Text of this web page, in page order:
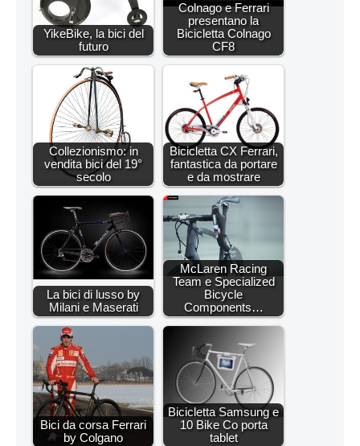
YikeBike, la bici del
futuro
Colnago e Ferrari
presentano la
Bicicletta Colnago
CF8
Collezionismo: in
vendita bici del 19°
secolo
Bicicletta CX Ferrari,
fantastica da portare
e da mostrare
La bici di lusso by
Milani e Maserati
McLaren Racing
Team e Specialized
Bicycle
Components…
Bici da corsa Ferrari
by Colgano
Bicicletta Samsung e
10 Bike Co porta
tablet